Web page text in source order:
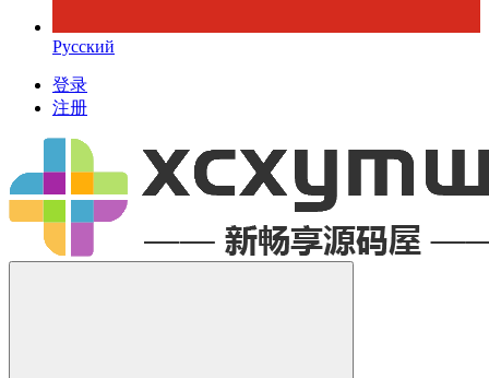
Русский
登录
注册